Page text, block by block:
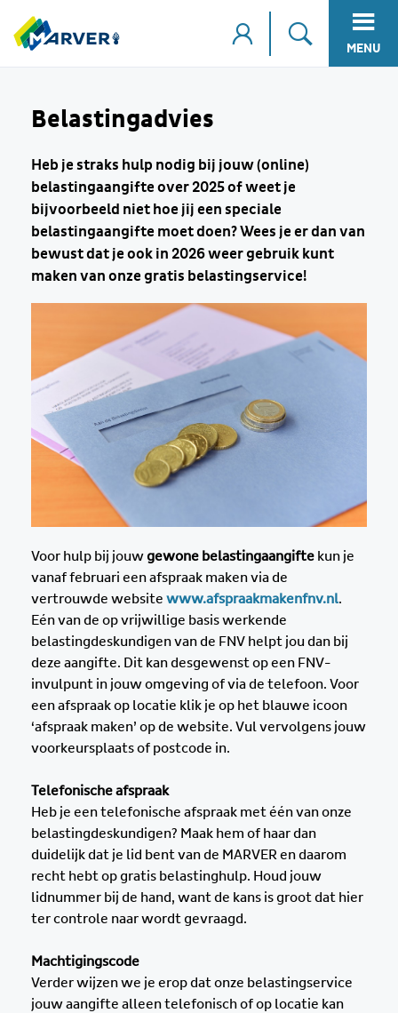
MENU
Belastingadvies
Heb je straks hulp nodig bij jouw (online)
belastingaangifte over 2025 of weet je
bijvoorbeeld niet hoe jij een speciale
belastingaangifte moet doen? Wees je er dan van
bewust dat je ook in 2026 weer gebruik kunt
maken van onze gratis belastingservice!
Voor hulp bij jouwgewone belastingaangifte kun je
vanaf februari een afspraak maken via de
vertrouwde website www.afspraakmakenfnv.nl.
Eén van de op vrijwillige basis werkende
belastingdeskundigen van de FNV helpt jou dan bij
deze aangifte. Dit kan desgewenst op een FNV-
invulpunt in jouw omgeving of via de telefoon. Voor
een afspraak op locatie klik je op het blauwe icoon
‘afspraak maken’ op de website. Vul vervolgens jouw
voorkeursplaats of postcode in.
Telefonische afspraak
Heb je een telefonische afspraak met één van onze
belastingdeskundigen? Maak hem of haar dan
duidelijk dat je lid bent van de MARVER en daarom
recht hebt op gratis belastinghulp. Houd jouw
lidnummer bij de hand, want de kans is groot dat hier
ter controle naar wordt gevraagd.
Machtigingscode
Verder wijzen we je erop dat onze belastingservice
jouw aangifte alleen telefonisch of op locatie kan